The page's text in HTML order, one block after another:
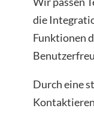
die
Funktionen
Durch eine